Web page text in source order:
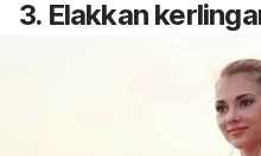
3. Elakkan